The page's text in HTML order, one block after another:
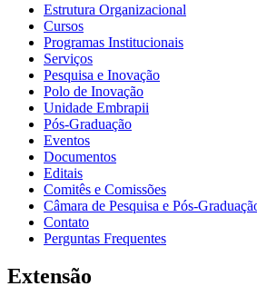
Estrutura Organizacional
Cursos
Programas Institucionais
Serviços
Pesquisa e Inovação
Polo de Inovação
Unidade Embrapii
Pós-Graduação
Eventos
Documentos
Editais
Comitês e Comissões
Câmara de Pesquisa e Pós-
Contato
Perguntas Frequentes
Extensão